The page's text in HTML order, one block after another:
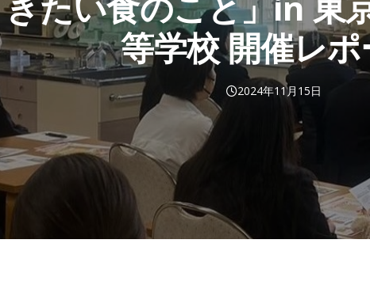
等学校 開催レ
2024年11月15日